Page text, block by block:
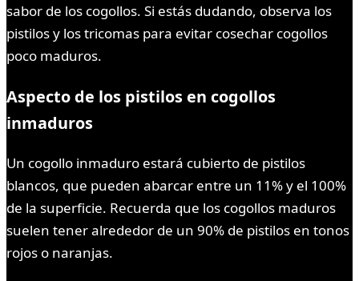
sabor de los cogollos. Si estás dudando, observa los
pistilos y los tricomas para evitar cosechar cogollos
poco maduros.
Aspecto de los pistilos en cogollos
inmaduros
Un cogollo inmaduro estará cubierto de pistilos
blancos, que pueden abarcar entre un 11% y el 100%
de la superficie. Recuerda que los cogollos maduros
suelen tener alrededor de un 90% de pistilos en tonos
rojos o naranjas.